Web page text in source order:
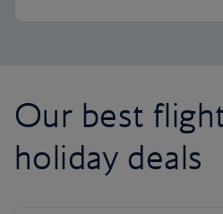
Our best
holiday deals